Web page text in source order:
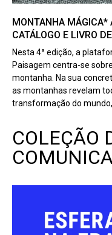
MONTANHA MÁGICA*
CATÁLOGO E LIVRO
Nesta 4ª edição, a
Paisagem centra-se
montanha. Na sua
as montanhas revelam
transformação do
COLEÇÃO